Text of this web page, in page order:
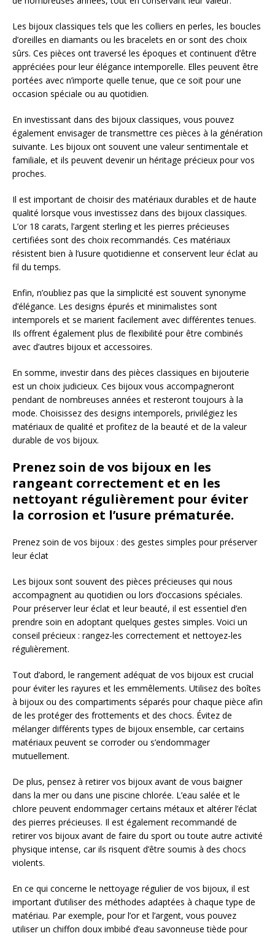
Les bijoux classiques tels que les colliers en perles, les boucles
d’oreilles en diamants ou les bracelets en or sont des choix
sûrs. Ces pièces ont traversé les époques et continuent d’être
appréciées pour leur élégance intemporelle. Elles peuvent être
portées avec n’importe quelle tenue, que ce soit pour une
occasion spéciale ou au quotidien.
En investissant dans des bijoux classiques, vous pouvez
également envisager de transmettre ces pièces à la génération
suivante. Les bijoux ont souvent une valeur sentimentale et
familiale, et ils peuvent devenir un héritage précieux pour vos
proches.
Il est important de choisir des matériaux durables et de haute
qualité lorsque vous investissez dans des bijoux classiques.
L’or 18 carats, l’argent sterling et les pierres précieuses
certifiées sont des choix recommandés. Ces matériaux
résistent bien à l’usure quotidienne et conservent leur éclat au
fil du temps.
Enfin, n’oubliez pas que la simplicité est souvent synonyme
d’élégance. Les designs épurés et minimalistes sont
intemporels et se marient facilement avec différentes tenues.
Ils offrent également plus de flexibilité pour être combinés
avec d’autres bijoux et accessoires.
En somme, investir dans des pièces classiques en bijouterie
est un choix judicieux. Ces bijoux vous accompagneront
pendant de nombreuses années et resteront toujours à la
mode. Choisissez des designs intemporels, privilégiez les
matériaux de qualité et profitez de la beauté et de la valeur
durable de vos bijoux.
Prenez soin de vos bijoux en les
rangeant correctement et en les
nettoyant régulièrement pour éviter
la corrosion et l’usure prématurée.
Prenez soin de vos bijoux : des gestes simples pour préserver
leur éclat
Les bijoux sont souvent des pièces précieuses qui nous
accompagnent au quotidien ou lors d’occasions spéciales.
Pour préserver leur éclat et leur beauté, il est essentiel d’en
prendre soin en adoptant quelques gestes simples. Voici un
conseil précieux : rangez-les correctement et nettoyez-les
régulièrement.
Tout d’abord, le rangement adéquat de vos bijoux est crucial
pour éviter les rayures et les emmêlements. Utilisez des boîtes
à bijoux ou des compartiments séparés pour chaque pièce afin
de les protéger des frottements et des chocs. Évitez de
mélanger différents types de bijoux ensemble, car certains
matériaux peuvent se corroder ou s’endommager
mutuellement.
De plus, pensez à retirer vos bijoux avant de vous baigner
dans la mer ou dans une piscine chlorée. L’eau salée et le
chlore peuvent endommager certains métaux et altérer l’éclat
des pierres précieuses. Il est également recommandé de
retirer vos bijoux avant de faire du sport ou toute autre activité
physique intense, car ils risquent d’être soumis à des chocs
violents.
En ce qui concerne le nettoyage régulier de vos bijoux, il est
important d’utiliser des méthodes adaptées à chaque type de
matériau. Par exemple, pour l’or et l’argent, vous pouvez
utiliser un chiffon doux imbibé d’eau savonneuse tiède pour